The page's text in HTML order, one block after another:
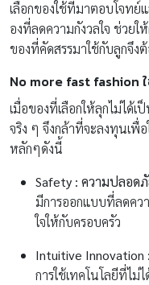
เลือกของใช้ที่มาตอบโจท
องที่ลดความกังวลใจ ช่วย
ของที่คัดสรรมาใช้กับลูกจึง
No more fast fashion
เมื่อของที่เลือกให้ลุกไม่ได้
จริง ๆ จึงกล้าที่จะลงทุนเ
หลักๆดังนี้
Safety : ความปลอด
มีการออกแบบที่ลดคว
ใจให้กับครอบครัว
Intuitive Innovation
การใช้เทคโนโลยีที่ไ